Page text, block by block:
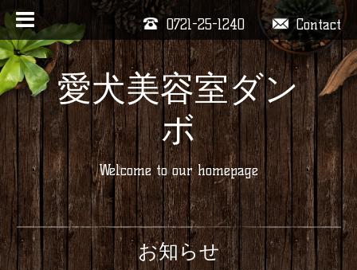
Contact
0721-25-1240
愛犬美容室ダン
ボ
Welcome to our homepage
お知らせ